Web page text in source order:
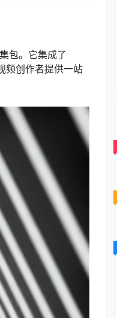
包。它集成了
频创作者提供一站